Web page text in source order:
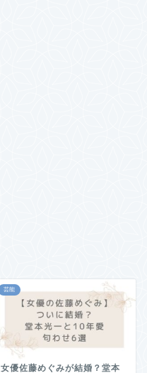
芸能
女優佐藤めぐみが結婚？堂本